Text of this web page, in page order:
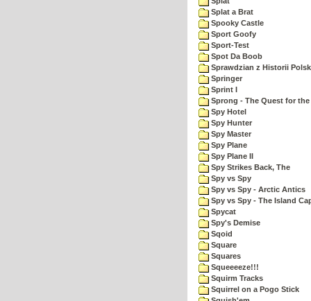
Splat a Brat
Spooky Castle
Sport Goofy
Sport-Test
Spot Da Boob
Sprawdzian z Historii
Springer
Sprint I
Sprong - The Quest for
Spy Hotel
Spy Hunter
Spy Master
Spy Plane
Spy Plane II
Spy Strikes Back, The
Spy vs Spy
Spy vs Spy - Arctic Antics
Spy vs Spy - The Island
Spycat
Spy's Demise
Sqoid
Square
Squares
Squeeeeze!!!
Squirm Tracks
Squirrel on a Pogo Stick